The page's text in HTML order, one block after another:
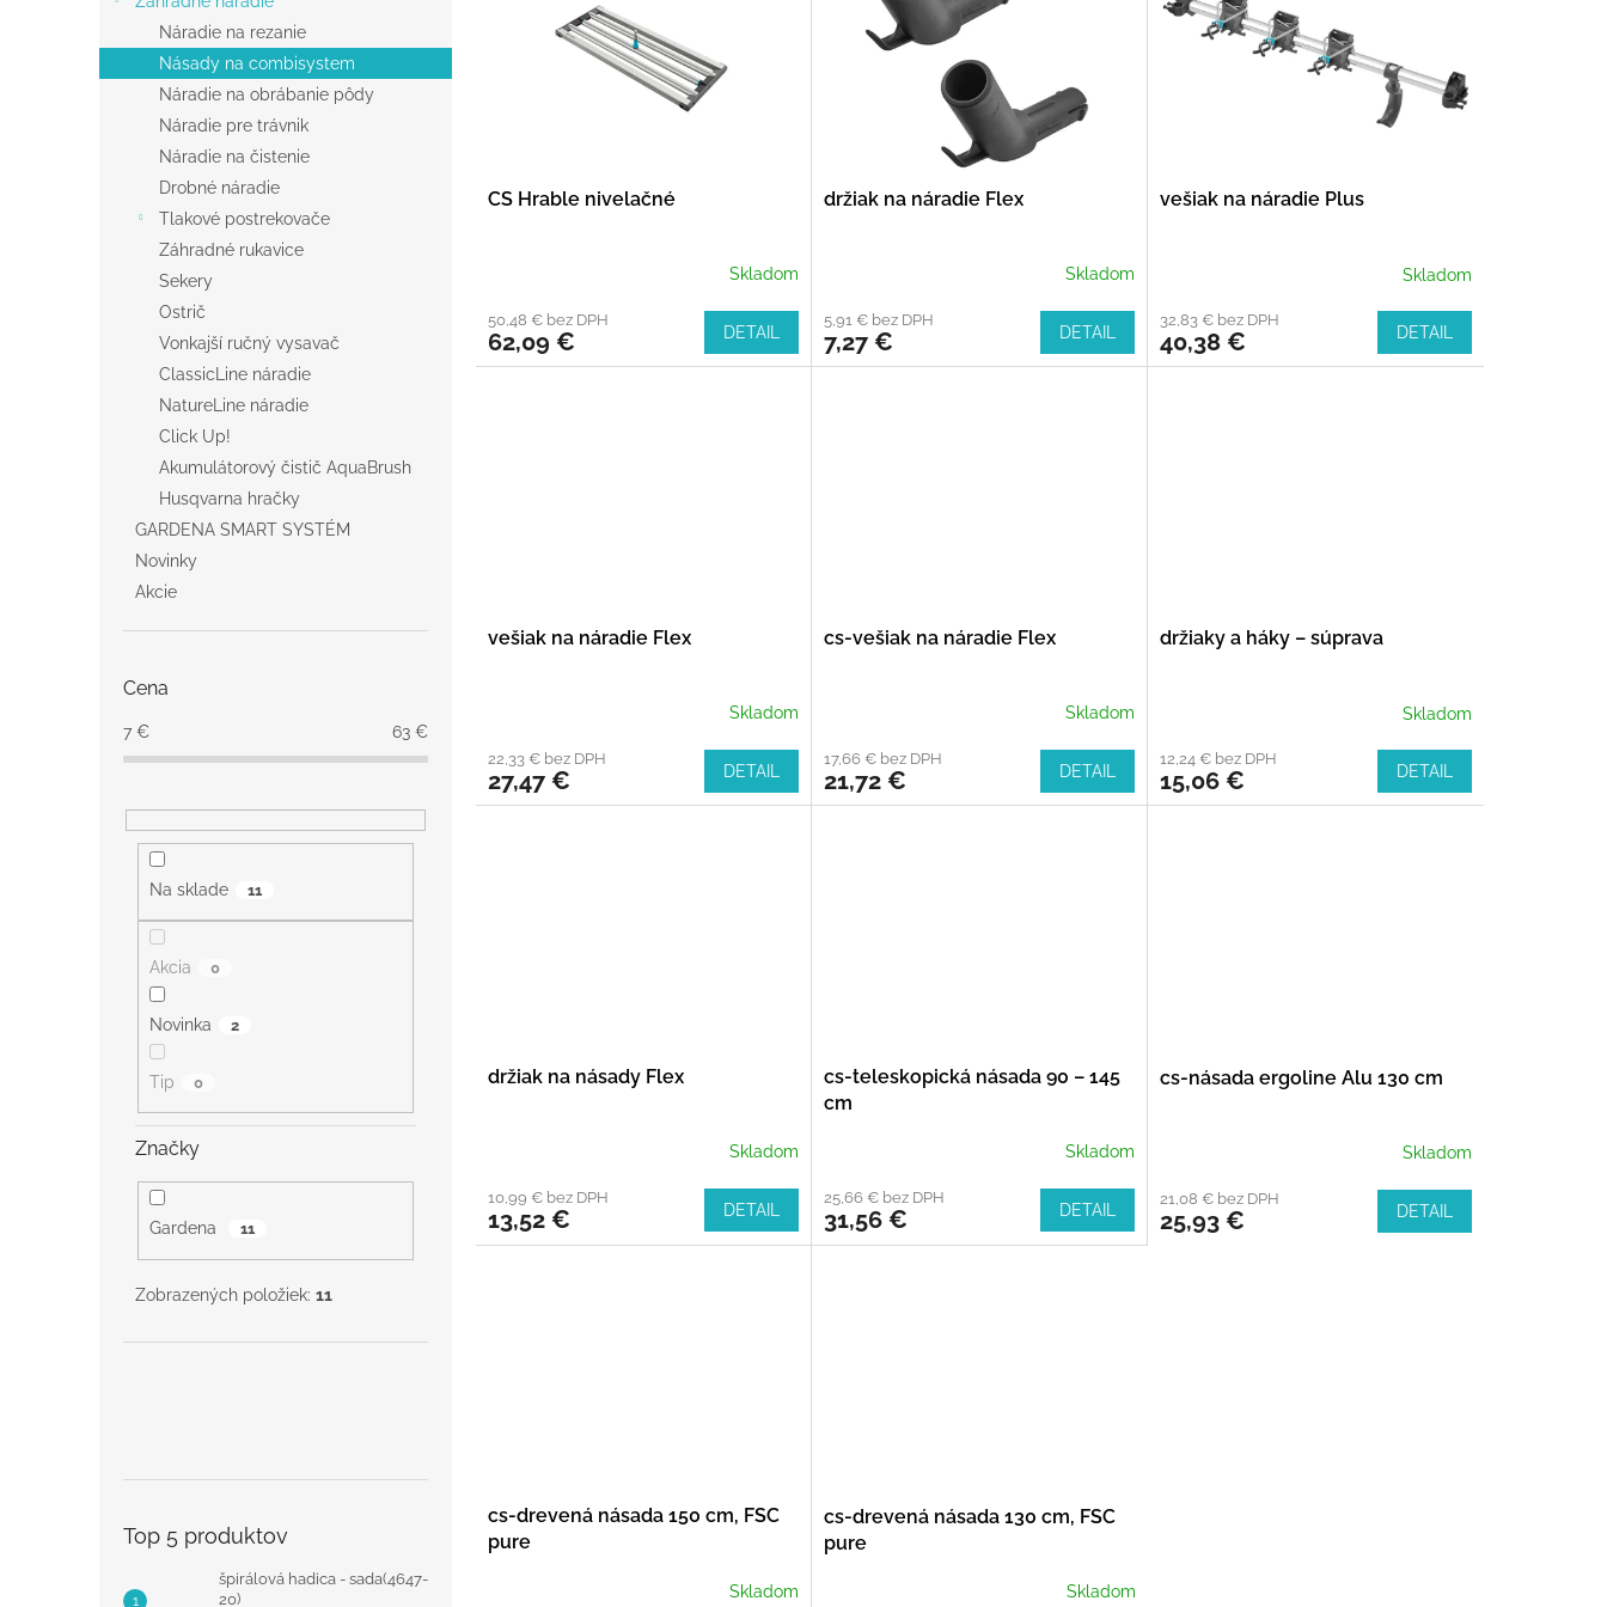
Náradie na rezanie
Násady na combisystem
Náradie na obrábanie pôdy
Náradie pre trávnik
Náradie na čistenie
Drobné náradie
Tlakové postrekovače
Záhradné rukavice
Sekery
Ostrič
Vonkajší ručný vysavač
ClassicLine náradie
NatureLine náradie
Click Up!
Akumulátorový čistič AquaBrush
Husqvarna hračky
GARDENA SMART SYSTÉM
Novinky
Akcie
Cena
7 € 63 €
Na sklade 11
Akcia 0
Novinka 2
Tip 0
Značky
Gardena 11
Zobrazených položiek: 11
Top 5 produktov
špirálová hadica - sada(4647-
20)
oCS Hrable nivelačné
Skladom
50,48 € bez DPH
62,09 € DETAIL
držiak na náradie Flex
Skladom
5,91 € bez DPH
7,27 € DETAIL
vešiak na náradie Plus
Skladom
32,83 € bez DPH
40,38 € DETAIL
vešiak na náradie Flex
Skladom
22,33 € bez DPH
27,47 € DETAIL
cs-vešiak na náradie Flex
Skladom
17,66 € bez DPH
21,72 € DETAIL
držiaky a háky – súprava
Skladom
12,24 € bez DPH
15,06 € DETAIL
držiak na násady Flex
Skladom
10,99 € bez DPH
13,52 € DETAIL
cs-teleskopická násada 90 – 145
cm
Skladom
25,66 € bez DPH
31,56 € DETAIL
cs-násada ergoline Alu 130 cm
Skladom
21,08 € bez DPH
25,93 € DETAIL
cs-drevená násada 150 cm, FSC
pure
Skladom
cs-drevená násada 130 cm, FSC
pure
Skladom